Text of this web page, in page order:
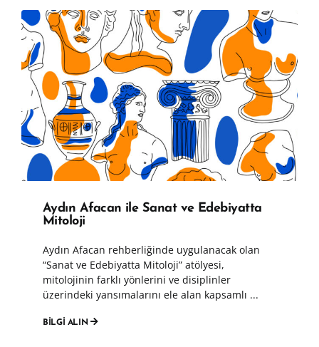
Aydın Afacan ile Sanat ve Edebiyatta
Mitoloji
Aydın Afacan rehberliğinde uygulanacak olan
“Sanat ve Edebiyatta Mitoloji” atölyesi,
mitolojinin farklı yönlerini ve disiplinler
üzerindeki yansımalarını ele alan kapsamlı ...
BİLGİ ALIN